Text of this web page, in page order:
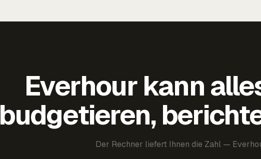
Everhour kann
budgetieren,
Der Rechner liefert Ihnen die Zahl —